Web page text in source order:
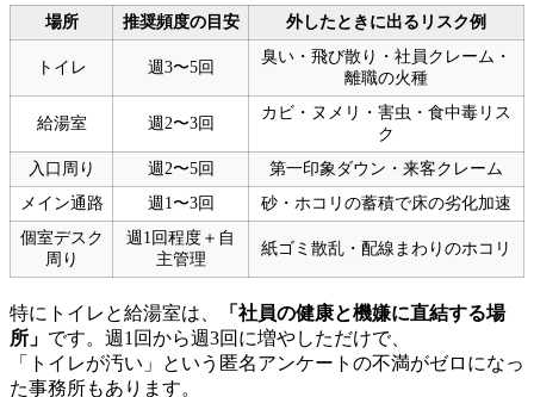
場所 推奨頻度の目安 外したときに出るリスク例
トイレ 週3〜5回
臭い・飛び散り・社員クレーム・
離職の火種
給湯室 週2〜3回
カビ・ヌメリ・害虫・食中毒リス
ク
入口周り
週2〜5回
第一印象ダウン・来客クレーム
メイン通路
週1〜3回
砂・ホコリの蓄積で床の劣化加速
個室デスク
周り
週1回程度＋自
主管理
紙ゴミ散乱・配線まわりのホコリ
特にトイレと給湯室は、
「社員の健康と機嫌に直結する場
所」 です。週1回から週3回に増やしただけで、
「トイレが汚い」という匿名アンケートの不満がゼロになっ
た事務所もあります。